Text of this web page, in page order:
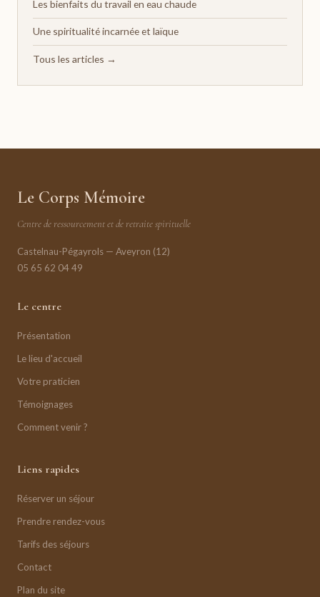
Les bienfaits du travail en eau chaude
Une spiritualité incarnée et laïque
Tous les articles →
Le Corps Mémoire
Centre de ressourcement et de retraite spirituelle
Castelnau-Pégayrols — Aveyron (12)
05 65 62 04 49
Le centre
Présentation
Le lieu d'accueil
Votre praticien
Témoignages
Comment venir ?
Liens rapides
Réserver un séjour
Prendre rendez-vous
Tarifs des séjours
Contact
Plan du site